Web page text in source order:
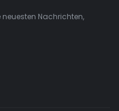
Nachrichten,